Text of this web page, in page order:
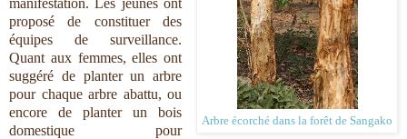
Arbre écorché dans la forêt de Sangako
proposé de constituer des
équipes de surveillance.
Quant aux femmes, elles ont
suggéré de planter un arbre
pour chaque arbre abattu, ou
encore de planter un bois
domestique pour